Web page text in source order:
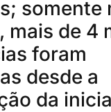
somente
mais de 4
foram
desde a
da